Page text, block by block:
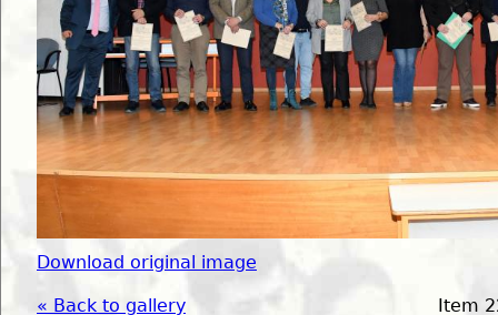
Download original image
« Back to gallery Item